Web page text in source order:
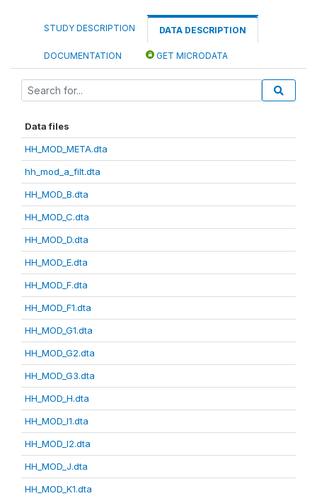
STUDY DESCRIPTION DATA DESCRIPTION
DOCUMENTATION GET MICRODATA
Data files
HH_MOD_META.dta
hh_mod_a_filt.dta
HH_MOD_B.dta
HH_MOD_C.dta
HH_MOD_D.dta
HH_MOD_E.dta
HH_MOD_F.dta
HH_MOD_F1.dta
HH_MOD_G1.dta
HH_MOD_G2.dta
HH_MOD_G3.dta
HH_MOD_H.dta
HH_MOD_I1.dta
HH_MOD_I2.dta
HH_MOD_J.dta
HH_MOD_K1.dta